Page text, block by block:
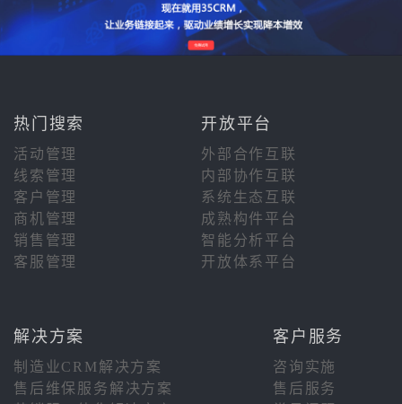
热门搜索 开放平台
活动管理
外部合作互联
线索管理
内部协作互联
客户管理
系统生态互联
商机管理
成熟构件平台
销售管理
智能分析平台
客服管理
开放体系平台
解决方案 客户服务
制造业CRM解决方案
咨询实施
售后维保服务解决方案
售后服务